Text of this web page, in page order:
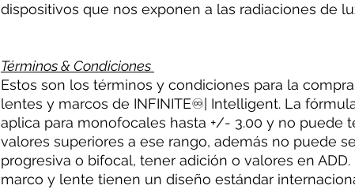
dispositivos que nos exponen a las radiaciones de
Términos & Condiciones
Estos son los términos y condiciones para la
lentes y marcos de INFINITE♾| Intelligent. La
aplica para monofocales hasta +/- 3.00 y no puede
valores superiores a ese rango, además no puede
progresiva o bifocal, tener adición o valores en ADD.
marco y lente tienen un diseño estándar